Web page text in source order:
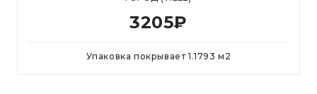
3205₽
Упаковка покрывает 1.1793 м 2